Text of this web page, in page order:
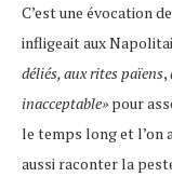
C’est une évocation
infligeait aux
déliés, aux rites païens,
inacceptable»pour
le temps long et l’on
aussi raconter la